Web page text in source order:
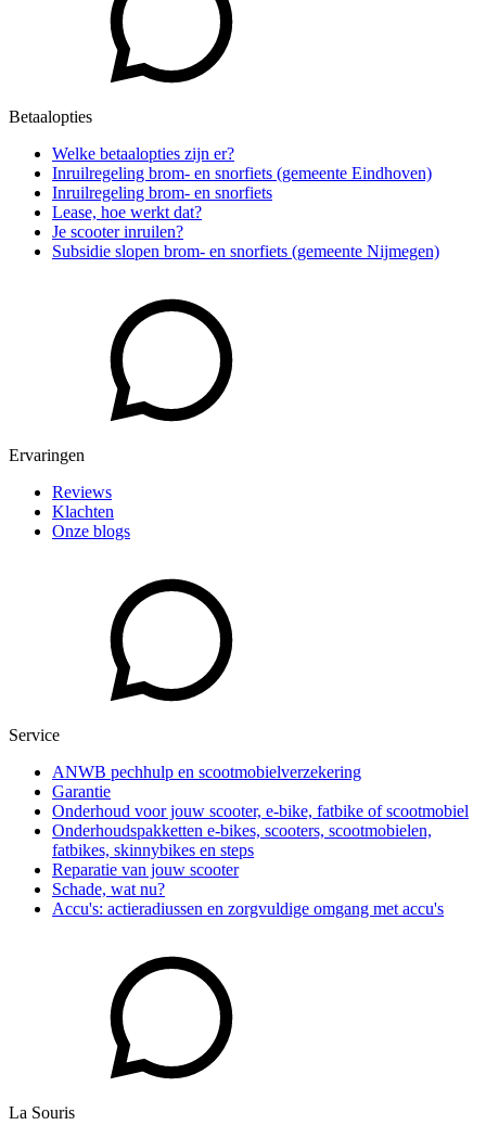
Betaalopties
Welke betaalopties zijn er?
Inruilregeling brom- en snorfiets (gemeente Eindhoven)
Inruilregeling brom- en snorfiets
Lease, hoe werkt dat?
Je scooter inruilen?
Subsidie slopen brom- en snorfiets (gemeente Nijmegen)
Ervaringen
Reviews
Klachten
Onze blogs
Service
ANWB pechhulp en scootmobielverzekering
Garantie
Onderhoud voor jouw scooter, e-bike, fatbike of scootmobiel
Onderhoudspakketten e-bikes, scooters, scootmobielen,
fatbikes, skinnybikes en steps
Reparatie van jouw scooter
Schade, wat nu?
Accu's: actieradiussen en zorgvuldige omgang met accu's
La Souris